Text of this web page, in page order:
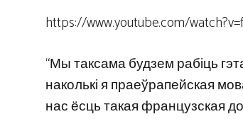
https://www.youtube.com/
“Мы таксама будзем рабіць
наколькі я праеўрапейская
нас ёсць такая французская